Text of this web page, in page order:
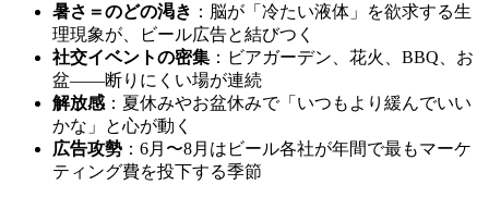
暑さ＝のどの渇き ：脳が「冷たい液体」を欲求する生
理現象が、ビール広告と結びつく
社交イベントの密集 ：ビアガーデン、花火、BBQ、お
盆——断りにくい場が連続
解放感 ：夏休みやお盆休みで「いつもより緩んでいい
かな」と心が動く
広告攻勢 ：6月〜8月はビール各社が年間で最もマーケ
ティング費を投下する季節